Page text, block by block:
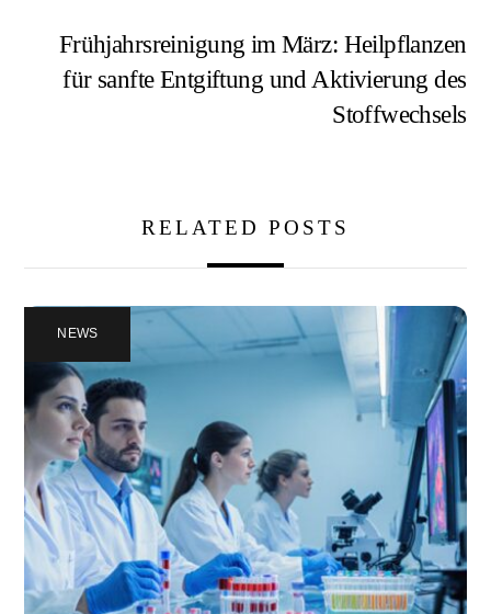
Frühjahrsreinigung im März: Heilpflanzen
für sanfte Entgiftung und Aktivierung des
Stoffwechsels
RELATED POSTS
NEWS